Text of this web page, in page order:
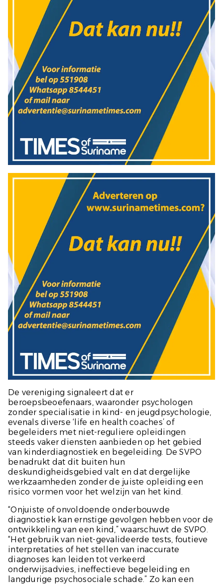
De vereniging signaleert dat er
beroepsbeoefenaars, waaronder psychologen
zonder specialisatie in kind- en jeugdpsychologie,
evenals diverse ‘life en health coaches’ of
begeleiders met niet-reguliere opleidingen
steeds vaker diensten aanbieden op het gebied
van kinderdiagnostiek en begeleiding. De SVPO
benadrukt dat dit buiten hun
deskundigheidsgebied valt en dat dergelijke
werkzaamheden zonder de juiste opleiding een
risico vormen voor het welzijn van het kind.
“Onjuiste of onvoldoende onderbouwde
diagnostiek kan ernstige gevolgen hebben voor de
ontwikkeling van een kind,” waarschuwt de SVPO.
“Het gebruik van niet-gevalideerde tests, foutieve
interpretaties of het stellen van inaccurate
diagnoses kan leiden tot verkeerd
onderwijsadvies, ineffectieve begeleiding en
langdurige psychosociale schade.” Zo kan een